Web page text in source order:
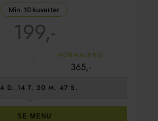
Min. 10 kuverter
199,-
NORMALPRIS
365,-
4 D. 14 T. 20 M. 46 S.
SE MENU